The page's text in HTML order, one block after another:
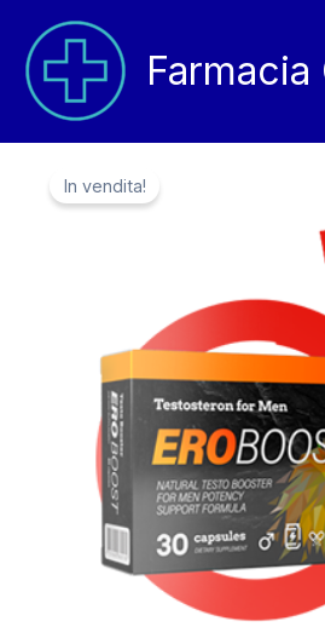
contenuto
Farmacia
In vendita!